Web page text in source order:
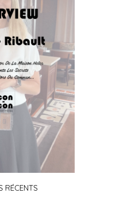
RÉCENTS